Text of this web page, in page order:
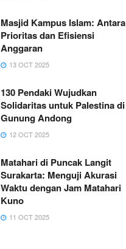
Masjid Kampus Islam: Antara
Prioritas dan Efisiensi
Anggaran
13 OCT 2025
130 Pendaki Wujudkan
Solidaritas untuk Palestina di
Gunung Andong
12 OCT 2025
Matahari di Puncak Langit
Surakarta: Menguji Akurasi
Waktu dengan Jam Matahari
Kuno
11 OCT 2025